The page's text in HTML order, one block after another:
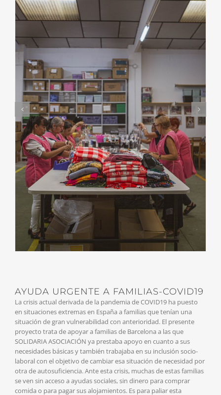
AYUDA URGENTE A FAMILIAS-COVID19
La crisis actual derivada de la pandemia de COVID19 ha puesto
en situaciones extremas en España a familias que tenían una
situación de gran vulnerabilidad con anterioridad. El presente
proyecto trata de apoyar a familias de Barcelona a las que
SOLIDARIA ASOCIACIÓN ya prestaba apoyo en cuanto a sus
necesidades básicas y también trabajaba en su inclusión socio-
laboral con el objetivo de cambiar esa situación de necesidad por
otra de autosuficiencia. Ante esta crisis, muchas de estas familias
se ven sin acceso a ayudas sociales, sin dinero para comprar
comida o para pagar sus alojamientos. Es para paliar esta